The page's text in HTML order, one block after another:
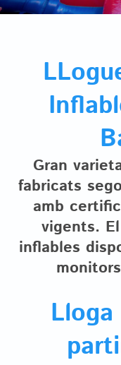
Gran
fabricats
amb
vigents.
inflables